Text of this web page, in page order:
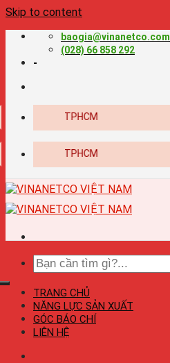
Skip to content
baogia@vinanetco.com
(028) 66 858 292
-
nghiệp tại TPHCM
nghiệp tại TPHCM
TRANG CHỦ
NĂNG LỰC SẢN XUẤT
GÓC BÁO CHÍ
LIÊN HỆ